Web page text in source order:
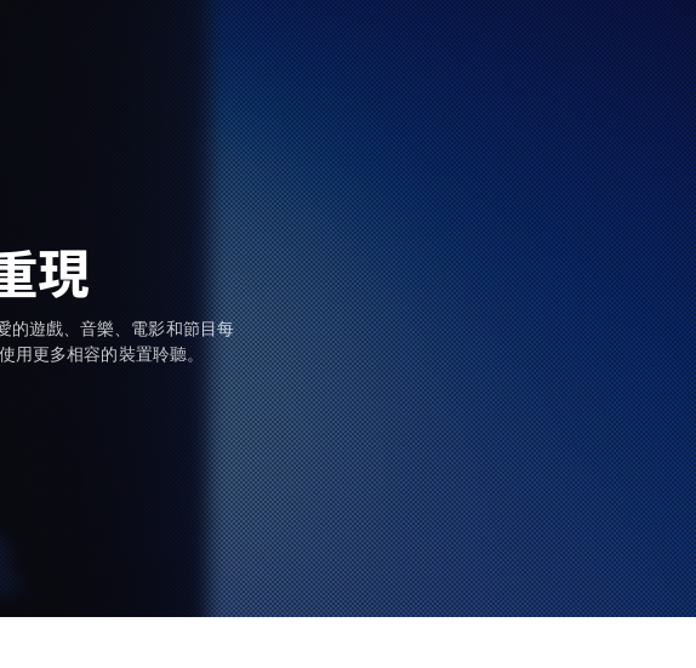
現
的遊戲、音樂、電影和節目每
用更多相容的裝置聆聽。